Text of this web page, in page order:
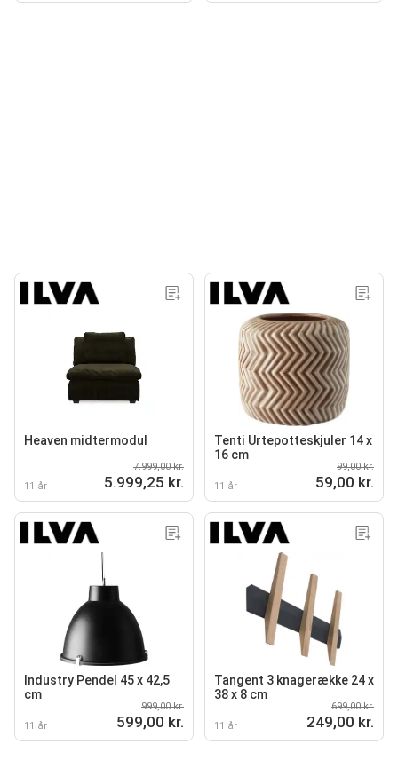
Heaven midtermodul
11 år
7.999,00 kr.
5.999,25 kr.
Tenti Urtepotteskjuler 14 x
16 cm
11 år
99,00 kr.
59,00 kr.
Industry Pendel 45 x 42,5
cm
11 år
999,00 kr.
599,00 kr.
Tangent 3 knagerække 24 x
38 x 8 cm
11 år
699,00 kr.
249,00 kr.